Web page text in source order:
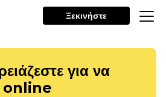
Ξεκινήστε
για να
online